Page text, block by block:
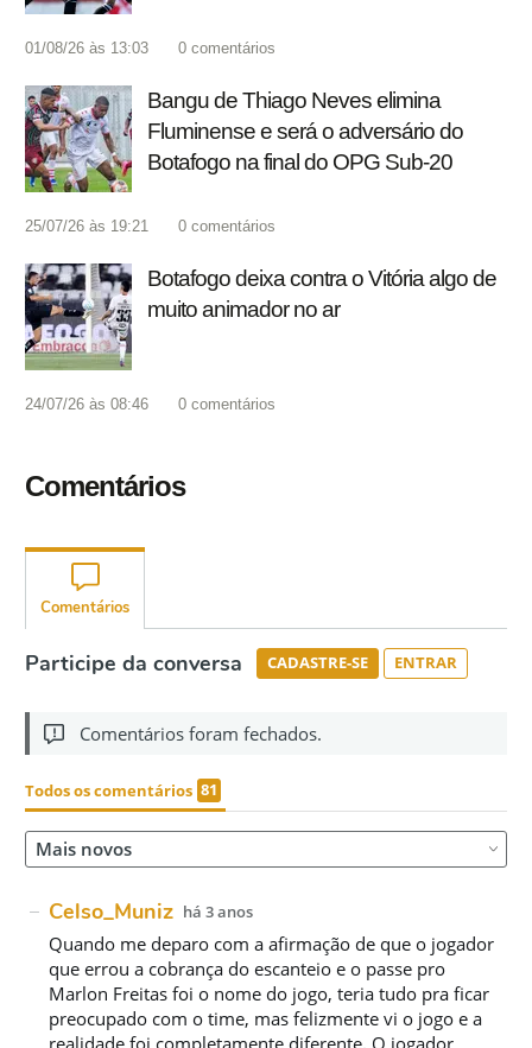
01/08/26 às 13:03 0 comentários
Bangu de Thiago Neves elimina
Fluminense e será o adversário do
Botafogo na final do OPG Sub-20
25/07/26 às 19:21 0 comentários
Botafogo deixa contra o Vitória algo de
muito animador no ar
24/07/26 às 08:46 0 comentários
Comentários